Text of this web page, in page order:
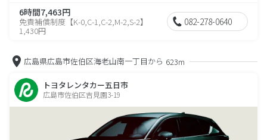
6時間7,463円
免責補償制度【K-0,C-1,C-2,M-2,S-2】
1,430円
082-278-0640
広島県広島市佐伯区海老山南一丁目から 623m
トヨタレンタカー五日市
広島市佐伯区吉見園3-19